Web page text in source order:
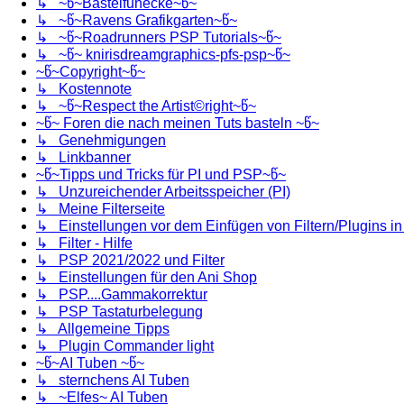
↳ ~წ~Ravens Grafikgarten~წ~
↳ ~წ~Roadrunners PSP Tutorials~წ~
↳ ~წ~ knirisdreamgraphics-pfs-psp~წ~
~წ~Copyright~წ~
↳ Kostennote
↳ ~წ~Respect the Artist©right~წ~
~წ~ Foren die nach meinen Tuts basteln ~წ~
↳ Genehmigungen
↳ Linkbanner
~წ~Tipps und Tricks für PI und PSP~წ~
↳ Unzureichender Arbeitsspeicher (PI)
↳ Meine Filterseite
↳ Einstellungen vor dem Einfügen von Filtern/Plugins in
↳ Filter - Hilfe
↳ PSP 2021/2022 und Filter
↳ Einstellungen für den Ani Shop
↳ PSP....Gammakorrektur
↳ PSP Tastaturbelegung
↳ Allgemeine Tipps
↳ Plugin Commander light
~წ~AI Tuben ~წ~
↳ sternchens AI Tuben
↳ ~Elfes~ AI Tuben